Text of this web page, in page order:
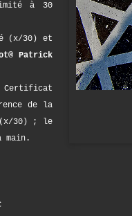
à 30
(x/30) et
Patrick
Certificat
de la
(x/30) ; le
main.